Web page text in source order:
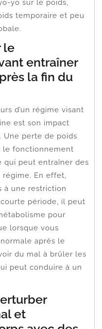
yo sur le poids,
temporaire et peu
le
entraîner
la fin du
d’un régime visant
est son impact
Une perte de poids
le fonctionnement
qui peut entraîner des
En effet,
à une restriction
période, il peut
pour
lorsque vous
après le
du mal à brûler les
peut conduire à un
et